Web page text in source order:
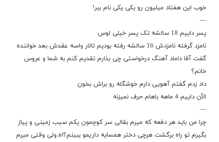
خوب این هفتاد میلیون رو یکی یکی نام ببر!
—
پسر داییم 18 سالشه تک پسر خیلی لوس
نامزد گرفته نامزدش 16 سالشه رفته بودیم تالار واسه عقدش بعد خواننده
گفت آقا داماد آهنگ درخواستی چی بذارم تقدیم کنم به شما و عروس
خانم؟
داد زدم گفتم آهویی دارم خوشگله رو براش بخون
الآن داییم 4 ماهه باهام حرف نمیزنه
—
چرا من باید هر دفعه که میرم بقالی سر کوچمون یکم سیب زمینی و پیاز
بگیرم تو راه برگشت هرچی دختر همسایه داریمو ببینم؟اه.ولی وقتی میرم